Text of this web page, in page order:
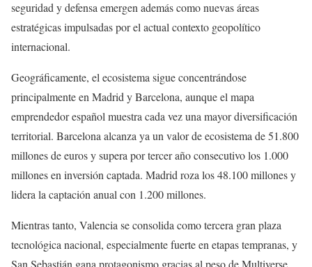
seguridad y defensa emergen además como nuevas áreas
estratégicas impulsadas por el actual contexto geopolítico
internacional.
Geográficamente, el ecosistema sigue concentrándose
principalmente en Madrid y Barcelona, aunque el mapa
emprendedor español muestra cada vez una mayor diversificación
territorial. Barcelona alcanza ya un valor de ecosistema de 51.800
millones de euros y supera por tercer año consecutivo los 1.000
millones en inversión captada. Madrid roza los 48.100 millones y
lidera la captación anual con 1.200 millones.
Mientras tanto, Valencia se consolida como tercera gran plaza
tecnológica nacional, especialmente fuerte en etapas tempranas, y
San Sebastián gana protagonismo gracias al peso de Multiverse